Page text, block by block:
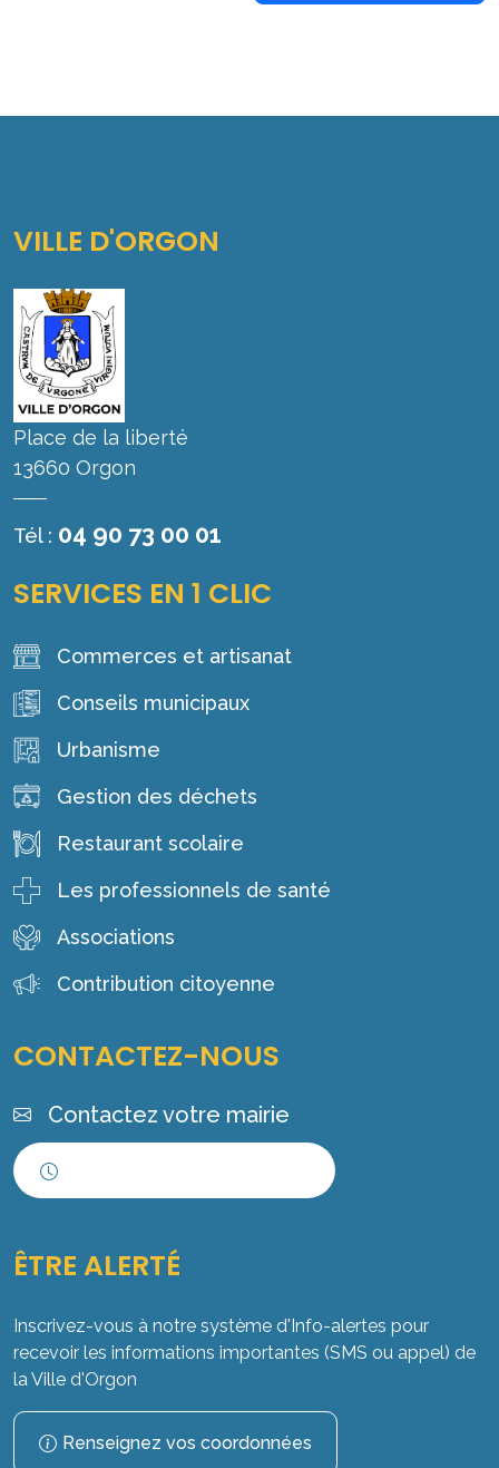
VILLE D'ORGON
Place de la liberté
13660 Orgon
Tél : 04 90 73 00 01
SERVICES EN 1 CLIC
Commerces et artisanat
Conseils municipaux
Urbanisme
Gestion des déchets
Restaurant scolaire
Les professionnels de santé
Associations
Contribution citoyenne
CONTACTEZ-NOUS
Contactez votre mairie
ÊTRE ALERTÉ
Inscrivez-vous à notre système d'Info-alertes pour
recevoir les informations importantes (SMS ou appel) de
la Ville d'Orgon
Renseignez vos coordonnées